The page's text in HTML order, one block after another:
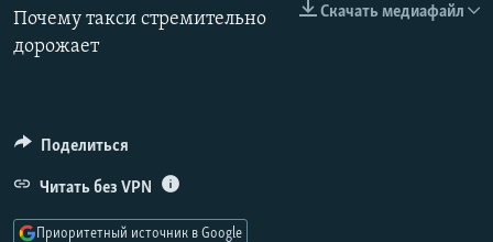
РАСПИСАНИЕ ВЕЩАНИЯ
ПОДПИШИТЕСЬ НА РАССЫЛКУ
Скачать медиафайл
Почему такси стремительно
дорожает
Поделиться
Читать без VPN
Приоритетный источник в Google